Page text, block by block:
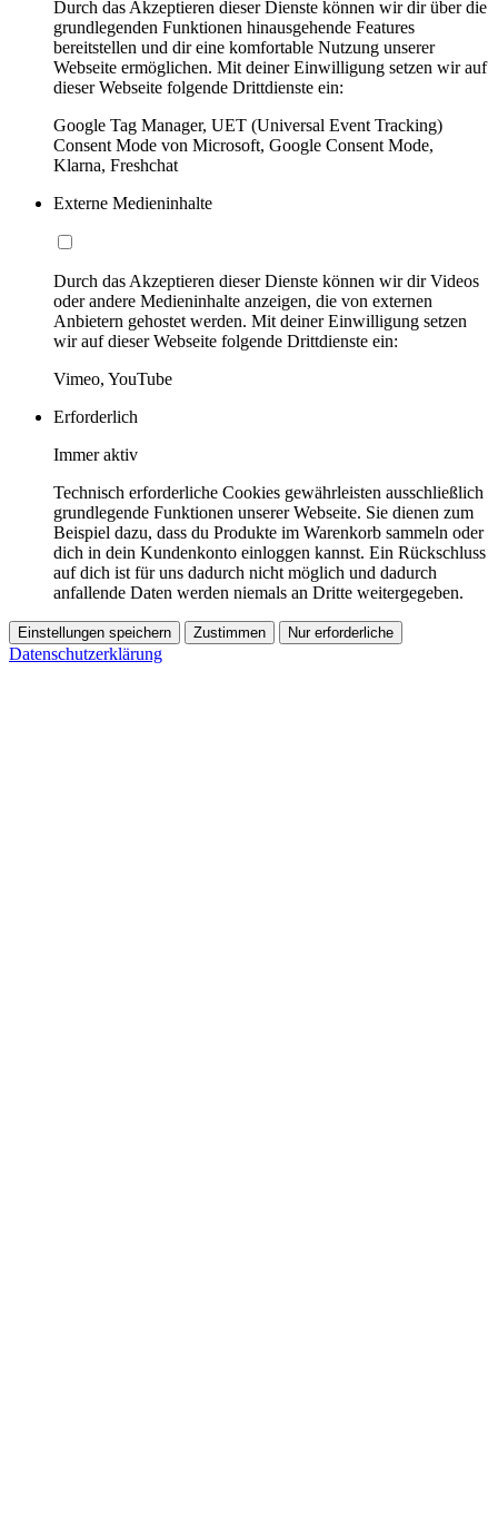
Durch das Akzeptieren dieser Dienste können wir dir über die
grundlegenden Funktionen hinausgehende Features
bereitstellen und dir eine komfortable Nutzung unserer
Webseite ermöglichen. Mit deiner Einwilligung setzen wir auf
dieser Webseite folgende Drittdienste ein:
Google Tag Manager, UET (Universal Event Tracking)
Consent Mode von Microsoft, Google Consent Mode,
Klarna, Freshchat
Externe Medieninhalte
Durch das Akzeptieren dieser Dienste können wir dir Videos
oder andere Medieninhalte anzeigen, die von externen
Anbietern gehostet werden. Mit deiner Einwilligung setzen
wir auf dieser Webseite folgende Drittdienste ein:
Vimeo, YouTube
Erforderlich
Immer aktiv
Technisch erforderliche Cookies gewährleisten ausschließlich
grundlegende Funktionen unserer Webseite. Sie dienen zum
Beispiel dazu, dass du Produkte im Warenkorb sammeln oder
dich in dein Kundenkonto einloggen kannst. Ein Rückschluss
auf dich ist für uns dadurch nicht möglich und dadurch
anfallende Daten werden niemals an Dritte weitergegeben.
Einstellungen speichern Zustimmen Nur erforderliche
Datenschutzerklärung